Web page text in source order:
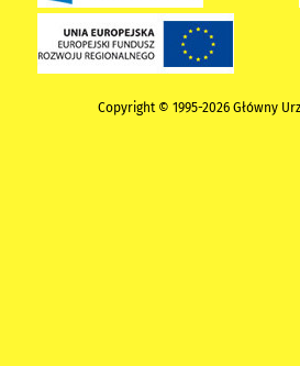
Copyright © 1995-2026 Główny